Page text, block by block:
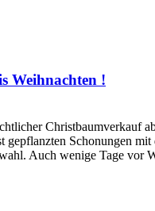
Weihnachten !
Christbaumverkauf
gepflanzten Schonungen
Auch wenige Tage vor